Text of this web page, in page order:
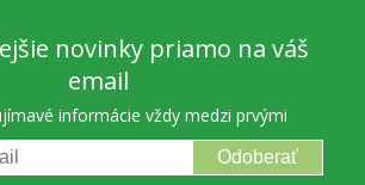
novinky priamo na váš
email
informácie vždy medzi prvými
Odoberať